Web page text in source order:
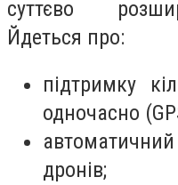
суттєво
Йдеться про:
підтримку
одночасно
дронів;